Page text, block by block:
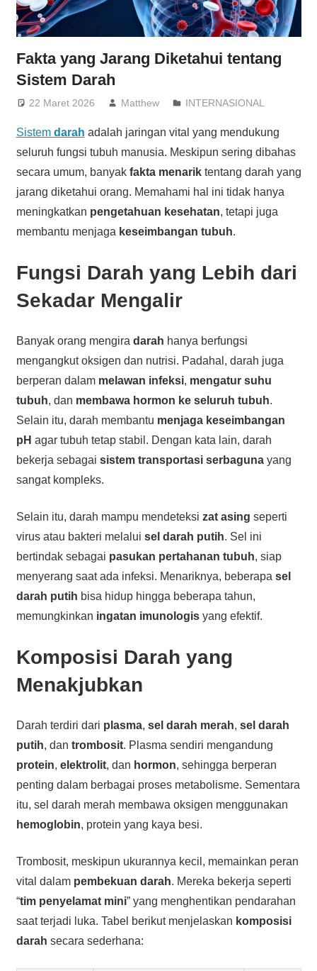
Fakta yang Jarang Diketahui tentang
Sistem Darah
22 Maret 2026 Matthew INTERNASIONAL
Sistem darah adalah jaringan vital yang mendukung
seluruh fungsi tubuh manusia. Meskipun sering dibahas
secara umum, banyak fakta menariktentang darah yang
jarang diketahui orang. Memahami hal ini tidak hanya
meningkatkan pengetahuan kesehatan, tetapi juga
membantu menjaga keseimbangan tubuh.
Fungsi Darah yang Lebih dari
Sekadar Mengalir
Banyak orang mengira darah hanya berfungsi
mengangkut oksigen dan nutrisi. Padahal, darah juga
berperan dalam melawan infeksi, mengatur suhu
tubuh, dan membawa hormon ke seluruh tubuh.
Selain itu, darah membantu menjaga keseimbangan
pH agar tubuh tetap stabil. Dengan kata lain, darah
bekerja sebagai sistem transportasi serbagunayang
sangat kompleks.
Selain itu, darah mampu mendeteksi zat asing seperti
virus atau bakteri melalui sel darah putih. Sel ini
bertindak sebagai pasukan pertahanan tubuh, siap
menyerang saat ada infeksi. Menariknya, beberapa sel
darah putih bisa hidup hingga beberapa tahun,
memungkinkan ingatan imunologisyang efektif.
Komposisi Darah yang
Menakjubkan
Darah terdiri dari plasma, sel darah merah, sel darah
putih, dan trombosit. Plasma sendiri mengandung
protein, elektrolit, dan hormon, sehingga berperan
penting dalam berbagai proses metabolisme. Sementara
itu, sel darah merah membawa oksigen menggunakan
hemoglobin, protein yang kaya besi.
Trombosit, meskipun ukurannya kecil, memainkan peran
vital dalam pembekuan darah. Mereka bekerja seperti
“tim penyelamat mini” yang menghentikan pendarahan
saat terjadi luka. Tabel berikut menjelaskan komposisi
darah secara sederhana: